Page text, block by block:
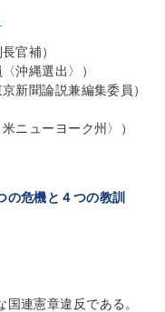
官補）
沖縄選出〉）
新聞論説兼編集委員）
ニューヨーク州〉）
の危機と４つの教訓
連憲章違反である。